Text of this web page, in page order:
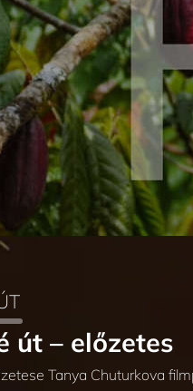
út – előzetes
Tanya Chuturkova